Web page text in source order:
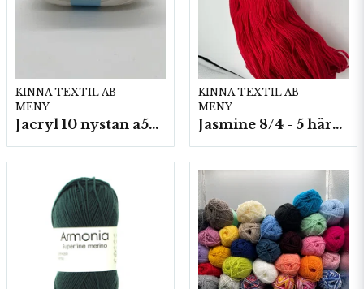
KINNA TEXTIL AB
MENY
Jacryl 10 nystan a50g./fp.
KINNA TEXTIL AB
MENY
Jasmine 8/4 - 5 härvor a200g./fp.